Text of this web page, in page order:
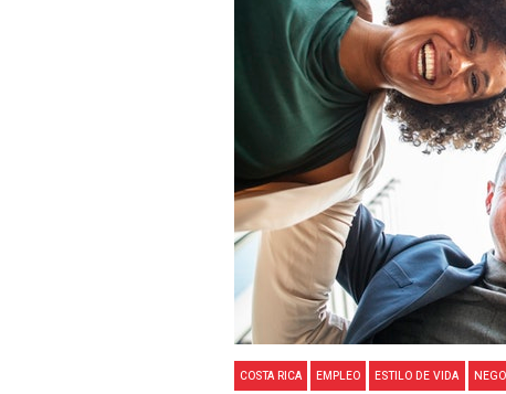
COSTA RICA EMPLEO ESTILO DE VIDA